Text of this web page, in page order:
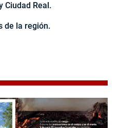
Ciudad Real.
de la región.